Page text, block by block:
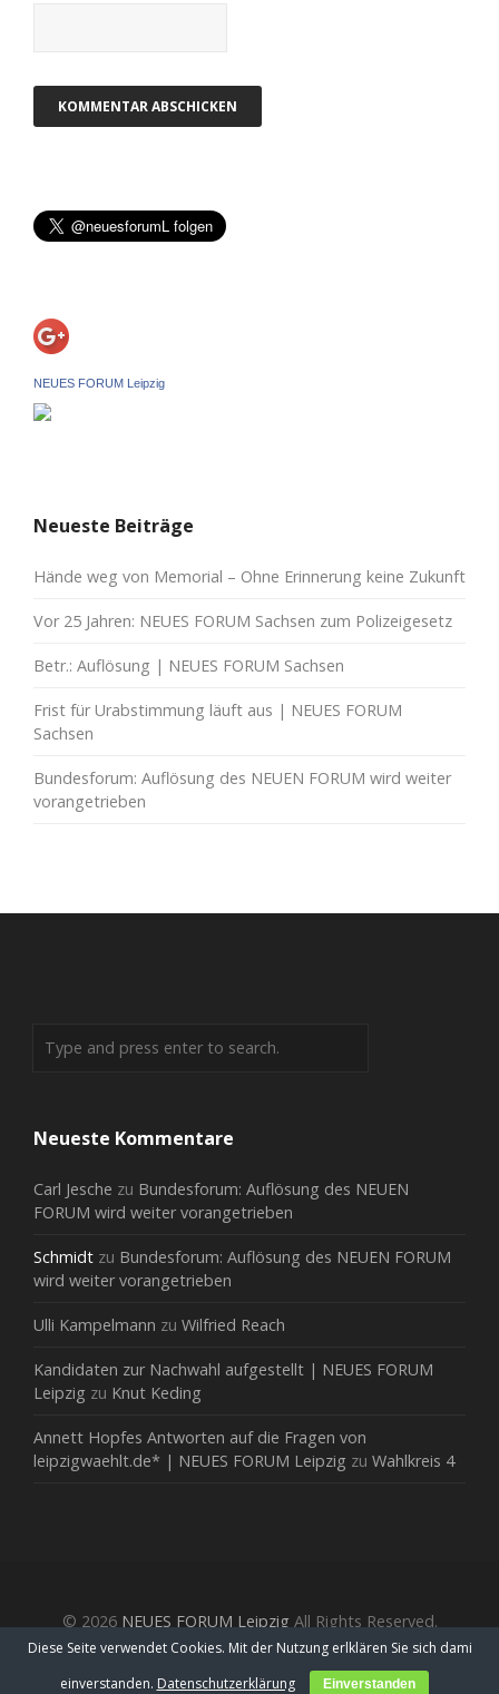
NEUES FORUM Leipzig
Neueste Beiträge
Hände weg von Memorial – Ohne Erinnerung keine Zukunft
Vor 25 Jahren: NEUES FORUM Sachsen zum Polizeigesetz
Betr.: Auflösung | NEUES FORUM Sachsen
Frist für Urabstimmung läuft aus | NEUES FORUM
Sachsen
Bundesforum: Auflösung des NEUEN FORUM wird weiter
vorangetrieben
Neueste Kommentare
Carl Jesche zu Bundesforum: Auflösung des NEUEN
FORUM wird weiter vorangetrieben
Schmidt zu Bundesforum: Auflösung des NEUEN FORUM
wird weiter vorangetrieben
Ulli Kampelmann zu Wilfried Reach
Kandidaten zur Nachwahl aufgestellt | NEUES FORUM
Leipzig zu Knut Keding
Annett Hopfes Antworten auf die Fragen von
leipzigwaehlt.de* | NEUES FORUM Leipzig zu Wahlkreis 4
© 2026 NEUES FORUM Leipzig All Rights Reserved.
Diese Seite verwendet Cookies. Mit der Nutzung erlklären Sie sich dami
einverstanden. Datenschutzerklärung Einverstanden